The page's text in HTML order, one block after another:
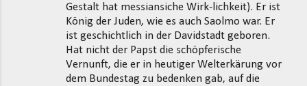
Gestalt hat messiansiche Wirk-lichkeit). Er ist
König der Juden, wie es auch Saolmo war. Er
ist geschichtlich in der Davidstadt geboren.
Hat nicht der Papst die schöpferische
Vernunft, die er in heutiger Welterkärung vor
dem Bundestag zu bedenken gab, auf die